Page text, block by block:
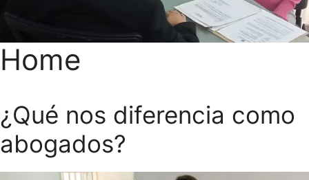
Home
¿Qué nos diferencia como
abogados?